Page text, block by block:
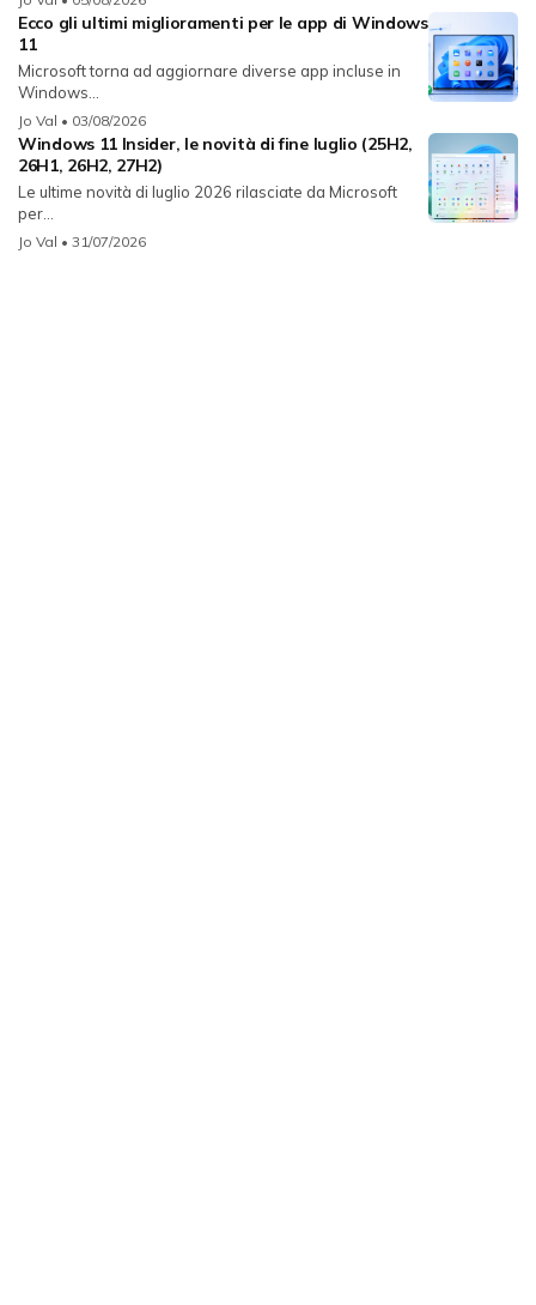
Ecco gli ultimi miglioramenti per le app di Windows
11
Microsoft torna ad aggiornare diverse app incluse in
Windows...
Jo Val • 03/08/2026
Windows 11 Insider, le novità di fine luglio (25H2,
26H1, 26H2, 27H2)
Le ultime novità di luglio 2026 rilasciate da Microsoft
per...
Jo Val • 31/07/2026